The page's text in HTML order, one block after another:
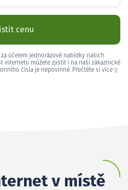
cenu
účelem jednorázové nabídky našich
internetu můžete zjistit i na naší zákaznické
čísla je nepovinné. Přečtěte si více o
v místě